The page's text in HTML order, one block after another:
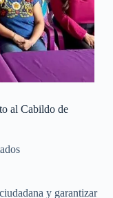
al Cabildo de
y garantizar